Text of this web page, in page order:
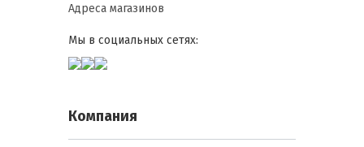
Адреса магазинов
Мы в социальных сетях:
Компания